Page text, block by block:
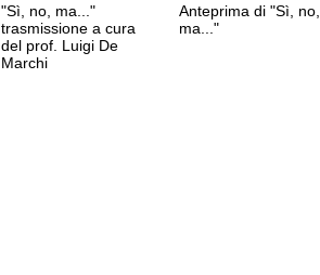
"Sì, no, ma..."
trasmissione a cura
del prof. Luigi De
Marchi
Anteprima di "Sì, no,
ma..."